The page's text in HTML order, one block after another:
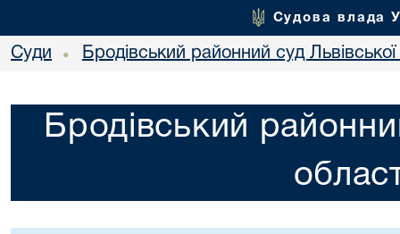
Судова влада
Суди • Бродівський районний суд Львівської
Бродівський